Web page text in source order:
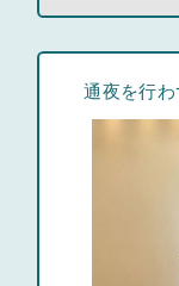
通夜を行